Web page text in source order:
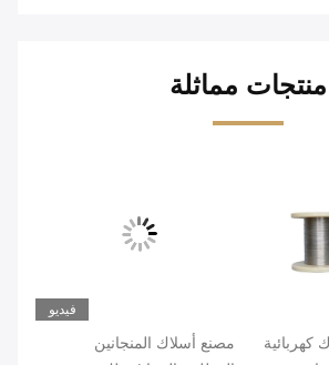
منتجات مماثلة
كهربائية
فيديو
مصنع أسلاك المنجانين